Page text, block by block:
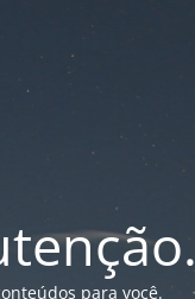
para você.